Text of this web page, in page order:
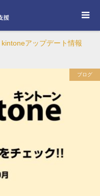
kintoneアップデート情報
ブログ